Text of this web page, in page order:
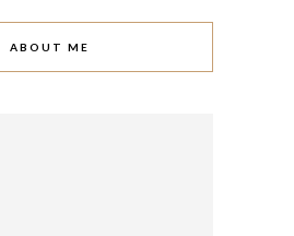
ABOUT ME